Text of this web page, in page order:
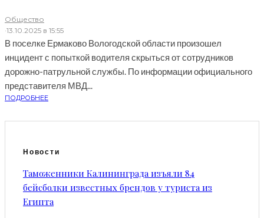
Общество
·13.10.2025 в 15:55
В поселке Ермаково Вологодской области произошел
инцидент с попыткой водителя скрыться от сотрудников
дорожно-патрульной службы. По информации официального
представителя МВД...
ПОДРОБНЕЕ
Новости
Таможенники Калининграда изъяли 84
бейсболки известных брендов у туриста из
Египта